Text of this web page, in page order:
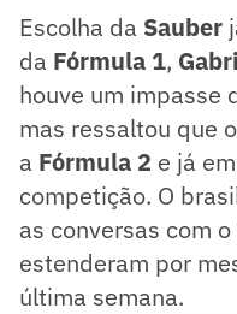
Escolha da Sauber
da Fórmula 1,
houve um impasse
mas ressaltou que
a Fórmula 2 e já
competição. O
as conversas com
estenderam por
última semana.